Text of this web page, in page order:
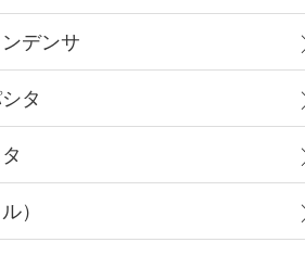
デンサ
タ
）